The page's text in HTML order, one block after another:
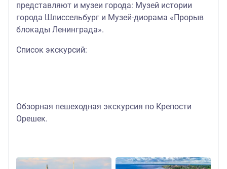
представляют и музеи города: Музей истории
города Шлиссельбург и Музей-диорама «Прорыв
блокады Ленинграда».
Список экскурсий:
Обзорная пешеходная экскурсия по Крепости
Орешек.